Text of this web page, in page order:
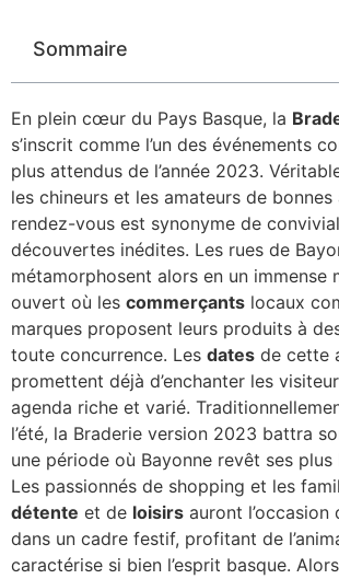
Sommaire
En plein cœur du Pays Basque, la
s’inscrit comme l’un des événements
plus attendus de l’année 2023.
les chineurs et les amateurs de
rendez-vous est synonyme de
découvertes inédites. Les rues de
métamorphosent alors en un immense
ouvert où les commerçants locaux
marques proposent leurs produits à
toute concurrence. Les dates de cette
promettent déjà d’enchanter les
agenda riche et varié.
l’été, la Braderie version 2023 battra
une période où Bayonne revêt ses plus
Les passionnés de shopping et les
détente et de loisirs auront l’occasion
dans un cadre festif, profitant de
caractérise si bien l’esprit basque.